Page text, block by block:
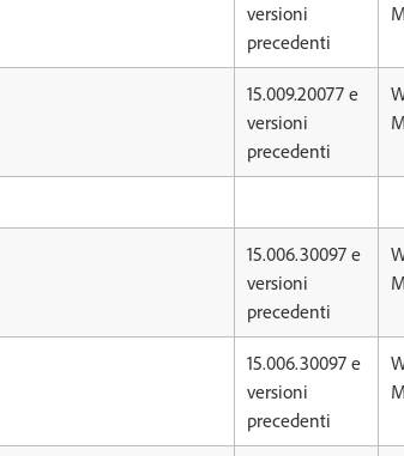
versioni
precedenti
15.009.20077 e
versioni
precedenti
15.006.30097 e
versioni
precedenti
15.006.30097 e
versioni
precedenti